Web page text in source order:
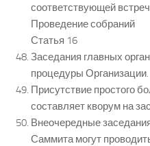
соответствующей
Проведение собраний
Статья 16
Заседания главных
процедуры Организации.
Присутствие простого
составляет кворум на
Внеочередные
Саммита могут